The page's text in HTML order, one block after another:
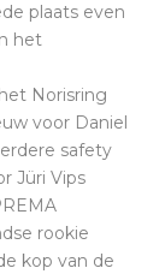
plaats even
het
Norisring
voor Daniel
safety
Jüri Vips
rookie
kop van de